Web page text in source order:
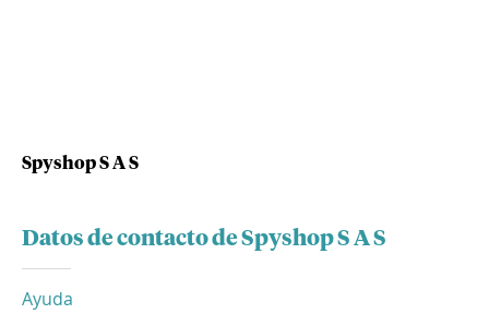
Spyshop S A S
Datos de contacto de Spyshop S A S
Ayuda